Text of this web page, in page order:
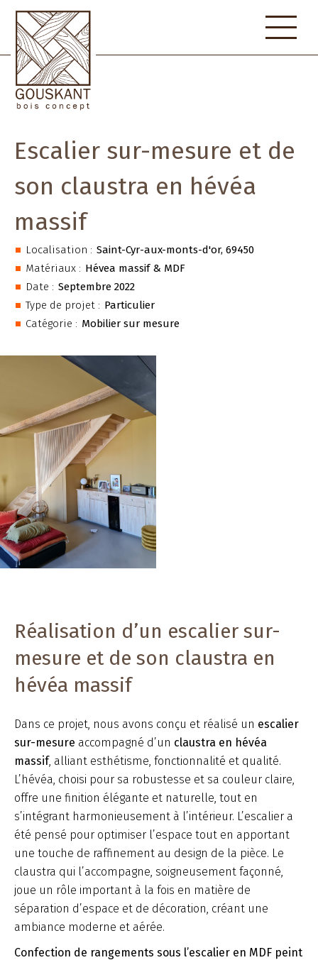
Skip
content
Escalier sur-mesure et de
son claustra en hévéa
massif
Localisation : Saint-Cyr-aux-monts-d'or, 69450
Matériaux : Hévea massif & MDF
Date : Septembre 2022
Type de projet : Particulier
Catégorie : Mobilier sur mesure
Réalisation d’un escalier sur-
mesure et de son claustra en
hévéa massif
Dans ce projet, nous avons conçu et réalisé un escalier
sur-mesure accompagné d’un claustra en hévéa
massif, alliant esthétisme, fonctionnalité et qualité.
L’hévéa, choisi pour sa robustesse et sa couleur claire,
offre une finition élégante et naturelle, tout en
s’intégrant harmonieusement à l’intérieur. L’escalier a
été pensé pour optimiser l’espace tout en apportant
une touche de raffinement au design de la pièce. Le
claustra qui l’accompagne, soigneusement façonné,
joue un rôle important à la fois en matière de
séparation d’espace et de décoration, créant une
ambiance moderne et aérée.
Confection de rangements sous l’escalier en MDF peint